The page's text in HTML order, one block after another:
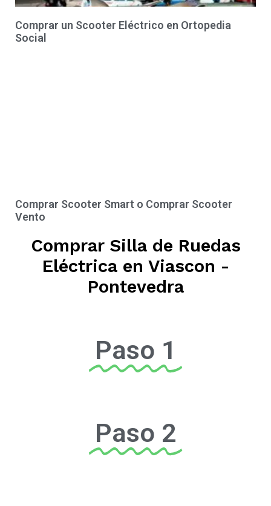
Comprar un Scooter Eléctrico en Ortopedia
Social
Comprar Scooter Smart o Comprar Scooter
Vento
Comprar Silla de Ruedas
Eléctrica en Viascon -
Pontevedra
Paso 1
Paso 2